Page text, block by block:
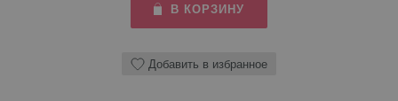
В КОРЗИНУ
Добавить в избранное